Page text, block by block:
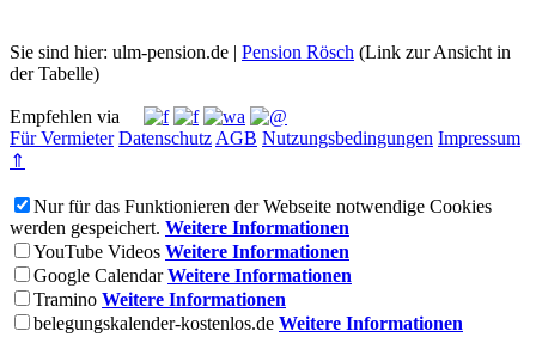
Sie sind hier: ulm-pension.de | Pension Rösch (Link zur Ansicht in
der Tabelle)
Empfehlen via
Für Vermieter Datenschutz AGB Nutzungsbedingungen Impressum
⇑
Nur für das Funktionieren der Webseite notwendige Cookies
werden gespeichert. Weitere Informationen
YouTube Videos Weitere Informationen
Google Calendar Weitere Informationen
Tramino Weitere Informationen
belegungskalender-kostenlos.de Weitere Informationen